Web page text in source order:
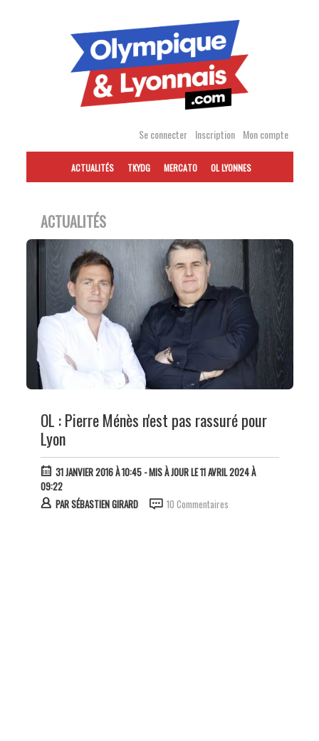
Se connecter Inscription Mon compte
ACTUALITÉS TKYDG MERCATO OL LYONNES
ACTUALITÉS
OL : Pierre Ménès n'est pas rassuré pour
Lyon
31 JANVIER 2016 À 10:45- MIS À JOUR LE 11 AVRIL 2024 À
09:22
PARSÉBASTIEN GIRARD 10 Commentaires